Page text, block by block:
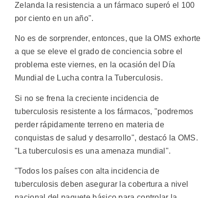
Zelanda la resistencia a un fármaco superó el 100
por ciento en un año".
No es de sorprender, entonces, que la OMS exhorte
a que se eleve el grado de conciencia sobre el
problema este viernes, en la ocasión del Día
Mundial de Lucha contra la Tuberculosis.
Si no se frena la creciente incidencia de
tuberculosis resistente a los fármacos, "podremos
perder rápidamente terreno en materia de
conquistas de salud y desarrollo", destacó la OMS.
"La tuberculosis es una amenaza mundial".
"Todos los países con alta incidencia de
tuberculosis deben asegurar la cobertura a nivel